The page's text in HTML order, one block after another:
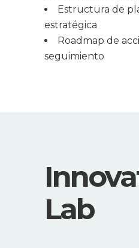
Estructura de
estratégica
Roadmap de
seguimiento
Lab